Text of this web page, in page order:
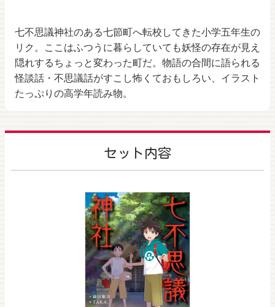
七不思議神社のある七節町へ転校してきた小学五年生の
リク。ここはふつうに暮らしていても妖怪の存在が見え
隠れするちょっと変わった町だ。物語の合間に語られる
怪談話・不思議話がすこし怖くておもしろい、イラスト
たっぷりの高学年読み物。
セット内容